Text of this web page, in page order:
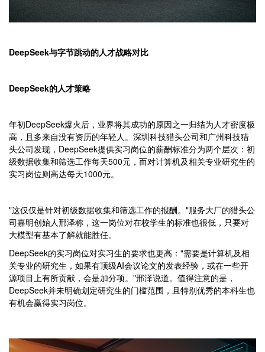
DeepSeek与字节跳动的人才战略对比
DeepSeek的人才策略
年初DeepSeek爆火后，业界将其成功的原因之一归结为人才密度极
高，且多来自没有资历的年轻人。深圳科技猎头公司和广州科技猎
头公司发现，DeepSeek提供实习岗位的薪酬标准分为两个层次：初
级数据收集和筛选工作每天500元，而对计算机及相关专业研究生的
实习岗位则高达每天1000元。
"这仅仅是针对初级数据收集和筛选工作的报酬。"服务大厂的猎头公
司嘉明创始人邢泽称，这一岗位对在校学生的标准也很低，只要对
大模型有基本了解就能胜任。
DeepSeek的实习岗位对实习生的要求也更高："需要是计算机及相
关专业的研究生，如果有顶级AI会议论文的发表经验，或在一些开
源项目上有所贡献，会是加分项。"邢泽说道。值得注意的是，
DeepSeek并未明确划定研究生的门槛范围，且特别优秀的本科生也
有机会赢得实习岗位。